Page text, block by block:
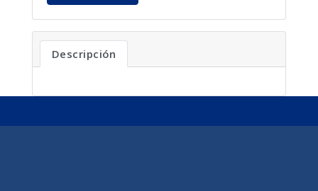
Descripción